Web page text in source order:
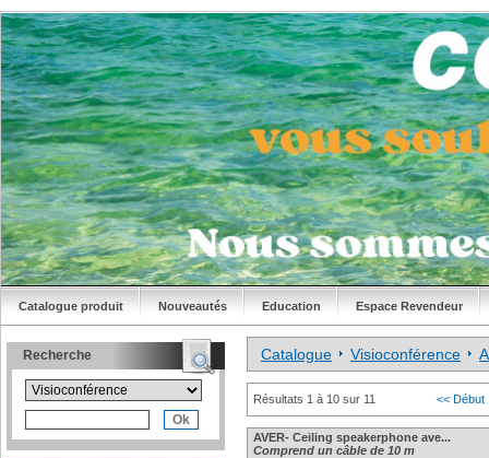
Catalogue produit Nouveautés Education Espace Revendeur
Recherche Catalogue Visioconférence
Résultats 1 à 10 sur 11 << Début
AVER- Ceiling speakerphone ave...
Comprend un câble de 10 m